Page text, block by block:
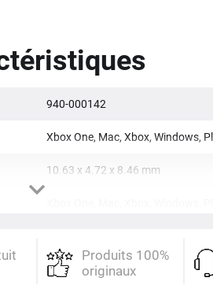
940-000142
Xbox One, Mac, Xbox, Windows,
10.63 x 4.72 x 8.46 mm
Produits 100%
originaux